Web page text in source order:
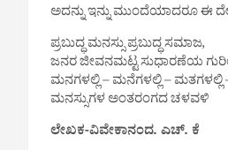
ಅದನ್ನು ಇನ್ನು ಮುಂದೆಯಾದರೂ ಈ
ಪ್ರಬುದ್ಧ ಮನಸ್ಸು ಪ್ರಬುದ್ಧ ಸಮಾಜ,
ಜನರ ಜೀವನಮಟ್ಟ ಸುಧಾರಣೆಯ
ಮನಗಳಲ್ಲಿ – ಮನೆಗಳಲ್ಲಿ – ಮತಗಳಲ್ಲಿ
ಮನಸ್ಸುಗಳ ಅಂತರಂಗದ ಚಳವಳಿ
ಲೇಖಕ-ವಿವೇಕಾನಂದ. ಎಚ್. ಕೆ